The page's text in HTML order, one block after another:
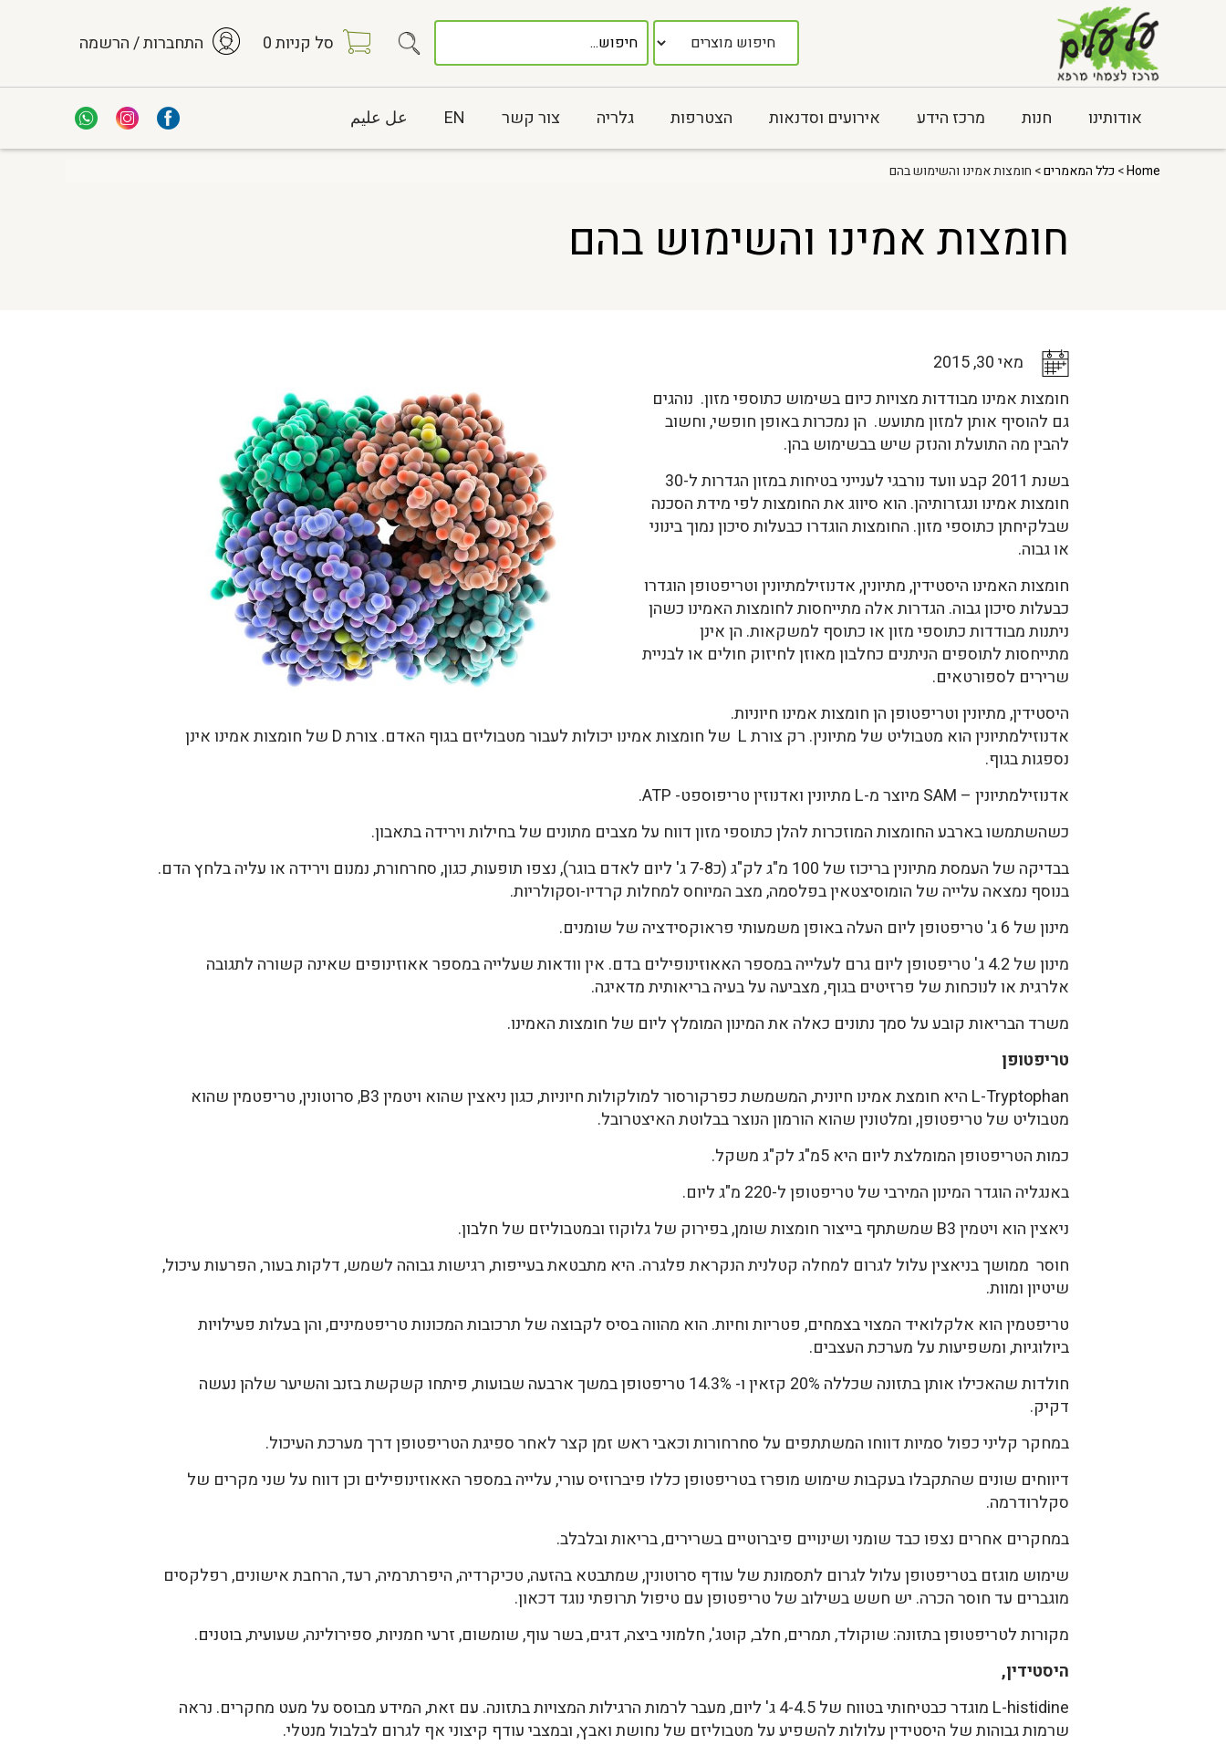
סל קניות0 התחברות / הרשמה
אודותינו חנות מרכז הידע אירועים וסדנאות הצטרפות גלריה צור קשר EN عل عليم
Home
> כלל המאמרים> חומצות אמינו והשימוש בהם
חומצות אמינו והשימוש בהם
מאי 30, 2015
חומצות אמינו מבודדות מצויות כיום בשימוש כתוספי מזון. נוהגים
גם להוסיף אותן למזון מתועש. הן נמכרות באופן חופשי, וחשוב
להבין מה התועלת והנזק שיש בבשימוש בהן.
בשנת 2011 קבע וועד נורבגי לענייני בטיחות במזון הגדרות ל-30
חומצות אמינו ונגזרותיהן. הוא סיווג את החומצות לפי מידת הסכנה
שבלקיחתן כתוספי מזון. החומצות הוגדרו כבעלות סיכון נמוך בינוני
או גבוה.
חומצות האמינו היסטידין, מתיונין, אדנוזילמתיונין וטריפטופן הוגדרו
כבעלות סיכון גבוה. הגדרות אלה מתייחסות לחומצות האמינו כשהן
ניתנות מבודדות כתוספי מזון או כתוסף למשקאות. הן אינן
מתייחסות לתוספים הניתנים כחלבון מאוזן לחיזוק חולים או לבניית
שרירים לספורטאים.
היסטידין, מתיונין וטריפטופן הן חומצות אמינו חיוניות.
אדנוזילמתיונין הוא מטבוליט של מתיונין. רק צורת L של חומצות אמינו יכולות לעבור מטבוליזם בגוף האדם. צורת D של חומצות אמינו אינן
נספגות בגוף.
אדנוזילמתיונין – SAM מיוצר מ-L מתיונין ואדנוזין טריפוספט- ATP.
כשהשתמשו בארבע החומצות המוזכרות להלן כתוספי מזון דווח על מצבים מתונים של בחילות וירידה בתאבון.
בבדיקה של העמסת מתיונין בריכוז של 100 מ"ג לק"ג (כ7-8 ג' ליום לאדם בוגר), נצפו תופעות, כגון, סחרחורת, נמנום וירידה או עליה בלחץ הדם.
בנוסף נמצאה עלייה של הומוסיצטאין בפלסמה, מצב המיוחס למחלות קרדיו-וסקולריות.
מינון של 6 ג' טריפטופן ליום העלה באופן משמעותי פראוקסידציה של שומנים.
מינון של 4.2 ג' טריפטופן ליום גרם לעלייה במספר האאוזינופילים בדם. אין וודאות שעלייה במספר אאוזינופים שאינה קשורה לתגובה
אלרגית או לנוכחות של פרזיטים בגוף, מצביעה על בעיה בריאותית מדאיגה.
משרד הבריאות קובע על סמך נתונים כאלה את המינון המומלץ ליום של חומצות האמינו.
טריפטופן
L-Tryptophan היא חומצת אמינו חיונית, המשמשת כפרקורסור למולקולות חיוניות, כגון ניאצין שהוא ויטמין B3, סרוטונין, טריפטמין שהוא
מטבוליט של טריפטופן, ומלטונין שהוא הורמון הנוצר בבלוטת האיצטרובל.
כמות הטריפטופן המומלצת ליום היא 5מ"ג לק"ג משקל.
באנגליה הוגדר המינון המירבי של טריפטופן ל-220 מ"ג ליום.
ניאצין הוא ויטמין B3 שמשתתף בייצור חומצות שומן, בפירוק של גלוקוז ובמטבוליזם של חלבון.
חוסר ממושך בניאצין עלול לגרום למחלה קטלנית הנקראת פלגרה. היא מתבטאת בעייפות, רגישות גבוהה לשמש, דלקות בעור, הפרעות עיכול,
שיטיון ומוות.
טריפטמין הוא אלקלואיד המצוי בצמחים, פטריות וחיות. הוא מהווה בסיס לקבוצה של תרכובות המכונות טריפטמינים, והן בעלות פעילויות
ביולוגיות, ומשפיעות על מערכת העצבים.
חולדות שהאכילו אותן בתזונה שכללה 20% קזאין ו- 14.3% טריפטופן במשך ארבעה שבועות, פיתחו קשקשת בזנב והשיער שלהן נעשה
דקיק.
במחקר קליני כפול סמיות דווחו המשתתפים על סחרחורות וכאבי ראש זמן קצר לאחר ספיגת הטריפטופן דרך מערכת העיכול.
דיווחים שונים שהתקבלו בעקבות שימוש מופרז בטריפטופן כללו פיברוזיס עורי, עלייה במספר האאוזינופילים וכן דווח על שני מקרים של
סקלרודרמה.
במחקרים אחרים נצפו כבד שומני ושינויים פיברוטיים בשרירים, בריאות ובלבלב.
שימוש מוגזם בטריפטופן עלול לגרום לתסמונת של עודף סרוטונין, שמתבטא בהזעה, טכיקרדיה, היפרתרמיה, רעד, הרחבת אישונים, רפלקסים
מוגברים עד חוסר הכרה. יש חשש בשילוב של טריפטופן עם טיפול תרופתי נוגד דכאון.
מקורות לטריפטופן בתזונה: שוקולד, תמרים, חלב, קוטג', חלמוני ביצה, דגים, בשר עוף, שומשום, זרעי חמניות, ספירולינה, שעועית, בוטנים.
היסטידין,
L-histidine מוגדר כבטיחותי בטווח של 4-4.5 ג' ליום, מעבר לרמות הרגילות המצויות בתזונה. עם זאת, המידע מבוסס על מעט מחקרים. נראה
שרמות גבוהות של היסטידין עלולות להשפיע על מטבוליזם של נחושת ואבץ, ובמצבי עודף קיצוני אף לגרום לבלבול מנטלי.